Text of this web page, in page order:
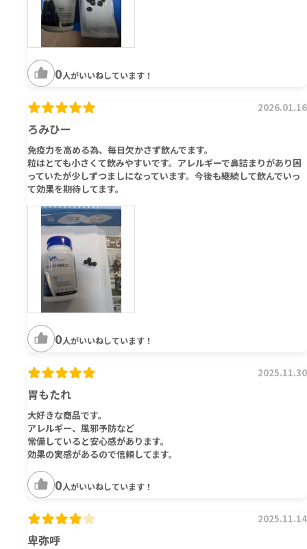
0人がいいねしています！
ろみひー
2026.01.16
免疫力を高める為、毎日欠かさず飲んでます。
粒はとても小さくて飲みやすいです。アレルギーで鼻詰まりがあり困
っていたが少しずつましになっています。今後も継続して飲んでいっ
て効果を期待してます。
0人がいいねしています！
胃もたれ
2025.11.30
大好きな商品です。
アレルギー、風邪予防など
常備していると安心感があります。
効果の実感があるので信頼してます。
0人がいいねしています！
卑弥呼
2025.11.14